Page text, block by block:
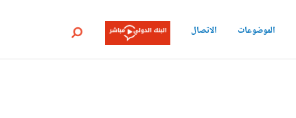
الموضوعات الاتصال بحث